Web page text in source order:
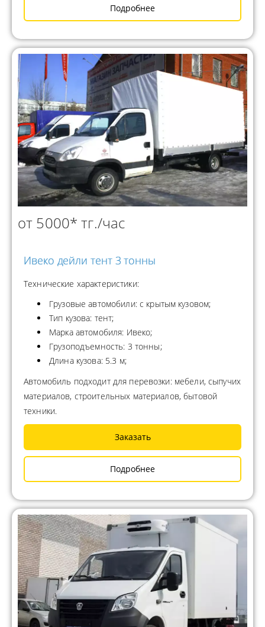
Подробнее
от 5000* тг./час
Ивеко дейли тент 3 тонны
Технические характеристики:
Грузовые автомобили: с крытым кузовом;
Тип кузова: тент;
Марка автомобиля: Ивеко;
Грузоподъемность: 3 тонны;
Длина кузова: 5.3 м;
Автомобиль подходит для перевозки: мебели, сыпучих
материалов, строительных материалов, бытовой
техники.
Заказать
Подробнее